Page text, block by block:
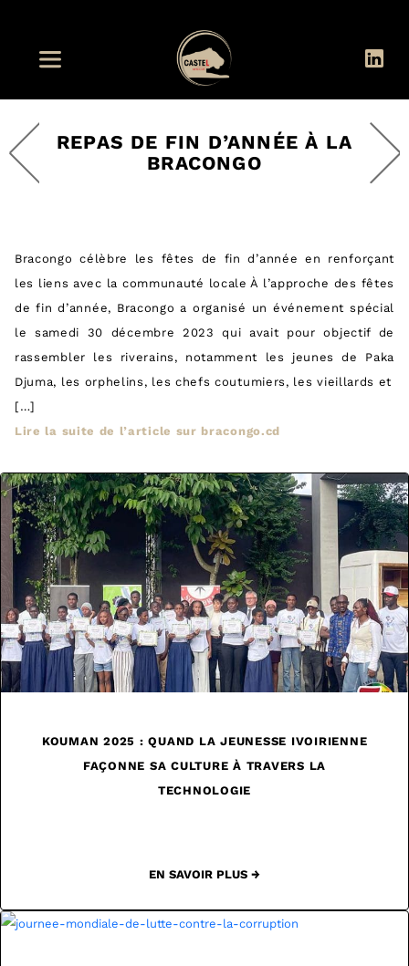
REPAS DE FIN D’ANNÉE À LA
BRACONGO
Bracongo célèbre les fêtes de fin d’année en renforçant
les liens avec la communauté locale À l’approche des fêtes
de fin d’année, Bracongo a organisé un événement spécial
le samedi 30 décembre 2023 qui avait pour objectif de
rassembler les riverains, notamment les jeunes de Paka
Djuma, les orphelins, les chefs coutumiers, les vieillards et
[…]
Lire la suite de l’article sur bracongo.cd
KOUMAN 2025 : QUAND LA JEUNESSE IVOIRIENNE
FAÇONNE SA CULTURE À TRAVERS LA
TECHNOLOGIE
EN SAVOIR PLUS →